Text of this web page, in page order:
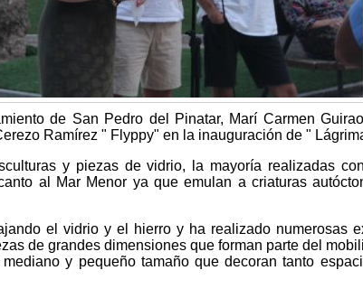
de San Pedro del Pinatar, Marí Carmen
Ramírez " Flyppy" en la inauguración de "
y piezas de vidrio, la mayoría realizadas
al Mar Menor ya que emulan a criaturas
el vidrio y el hierro y ha realizado numerosas
de grandes dimensiones que forman parte del
y pequeño tamaño que decoran tanto